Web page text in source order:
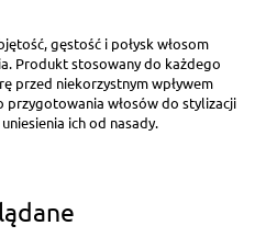
gęstość i połysk włosom
Produkt stosowany do każdego
przed niekorzystnym wpływem
przygotowania włosów do stylizacji
ich od nasady.